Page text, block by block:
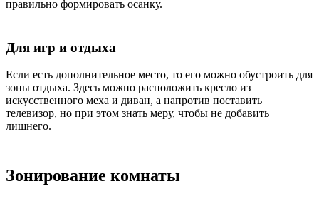
правильно формировать осанку.
Для игр и отдыха
Если есть дополнительное место, то его можно обустроить для
зоны отдыха. Здесь можно расположить кресло из
искусственного меха и диван, а напротив поставить
телевизор, но при этом знать меру, чтобы не добавить
лишнего.
Зонирование комнаты